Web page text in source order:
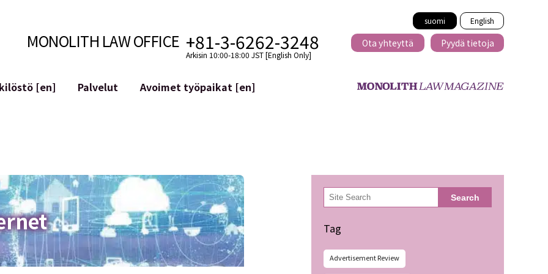
suomi English
MONOLITH LAW OFFICE +81-3-6262-3248
Arkisin 10:00-18:00 JST [English Only]
Ota yhteyttä Pyydä tietoja
[en]
Palvelut
ym.)
Maineen hallinta
Loukkaavan lausuman tunnistaminen
Avoimet työpaikat [en]
検
索 Search
Tag
Advertisement Review